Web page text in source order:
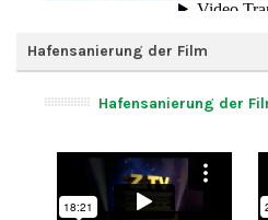
Hafensanierung der Film
Hafensanierung der